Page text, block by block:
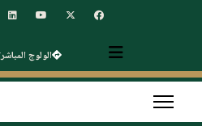
الولوج المباشر